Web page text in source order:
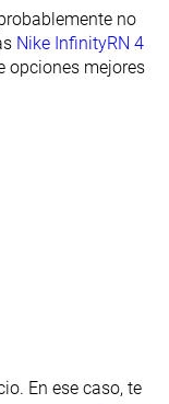
Alta
no
Nike InfinityRN 4
opciones mejores
En ese caso, te